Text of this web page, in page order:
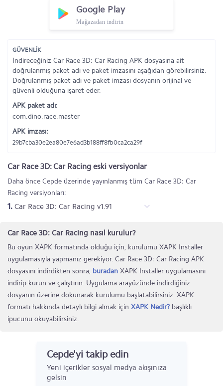
Google Play
Mağazadan indirin
GÜVENLİK
İndireceğiniz Car Race 3D: Car Racing APK dosyasına ait
doğrulanmış paket adı ve paket imzasını aşağıdan görebilirsiniz.
Doğrulanmış paket adı ve paket imzası dosyanın orijinal ve
güvenli olduğuna işaret eder.
APK paket adı:
com.dino.race.master
APK imzası:
29b7cba30e2ea80e7e6ad3b188ff8fb0ca2ca29f
Car Race 3D: Car Racing eski versiyonlar
Daha önce Cepde üzerinde yayınlanmış tüm Car Race 3D: Car
Racing versiyonları:
1. Car Race 3D: Car Racing v1.91
Car Race 3D: Car Racing nasıl kurulur?
Bu oyun XAPK formatında olduğu için, kurulumu XAPK Installer
uygulamasıyla yapmanız gerekiyor. Car Race 3D: Car Racing APK
dosyasını indirdikten sonra, buradan XAPK Installer uygulamasını
indirip kurun ve çalıştırın. Uygulama arayüzünde indirdiğiniz
dosyanın üzerine dokunarak kurulumu başlatabilirsiniz. XAPK
formatı hakkında detaylı bilgi almak için XAPK Nedir? başlıklı
ipucunu okuyabilirsiniz.
Cepde'yi takip edin
Yeni içerikler sosyal medya akışınıza
gelsin